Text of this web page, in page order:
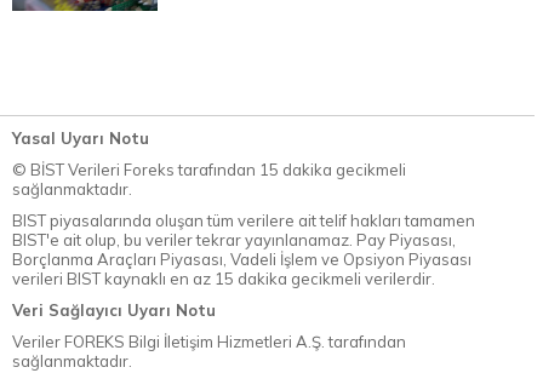
Yasal Uyarı Notu
© BİST Verileri Foreks tarafından 15 dakika gecikmeli
sağlanmaktadır.
BIST piyasalarında oluşan tüm verilere ait telif hakları tamamen
BIST'e ait olup, bu veriler tekrar yayınlanamaz. Pay Piyasası,
Borçlanma Araçları Piyasası, Vadeli İşlem ve Opsiyon Piyasası
verileri BIST kaynaklı en az 15 dakika gecikmeli verilerdir.
Veri Sağlayıcı Uyarı Notu
Veriler FOREKS Bilgi İletişim Hizmetleri A.Ş. tarafından
sağlanmaktadır.